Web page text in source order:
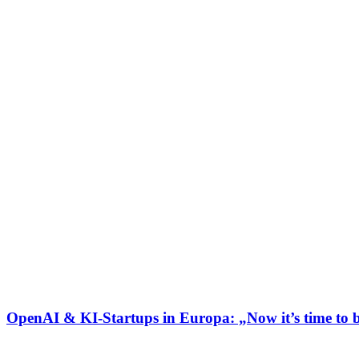
OpenAI & KI-Startups in Europa: „Now it’s time to